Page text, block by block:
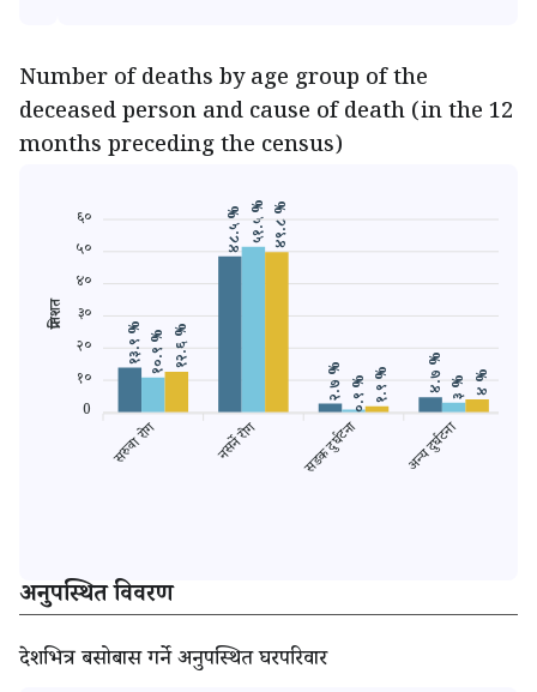
Number of deaths by age group of the
deceased person and cause of death (in the 12
months preceding the census)
सरुवा रोग नसर्ने रोग सडक दुर्घटना अन्य दुर्घटना
१३.९ %
४८.५ %
२.७ % ४.७ %
१०.९ %
५१.५ %
०.९ % ३ %
१२.६ %
४९.८ %
१.९ % ४ %
६०
५०
४०
३०
२०
१०
0
प्रतिशत
अनुपस्थित विवरण
देशभित्र बसोबास गर्ने अनुपस्थित घरपरिवार